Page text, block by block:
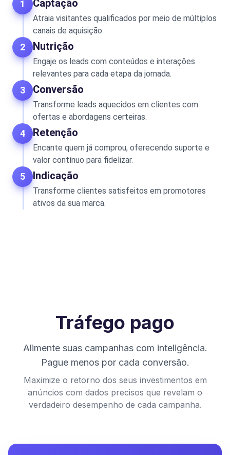
1 Captação
Atraia visitantes qualificados por meio de múltiplos
canais de aquisição.
2 Nutrição
Engaje os leads com conteúdos e interações
relevantes para cada etapa da jornada.
3 Conversão
Transforme leads aquecidos em clientes com
ofertas e abordagens certeiras.
4 Retenção
Encante quem já comprou, oferecendo suporte e
valor contínuo para fidelizar.
5 Indicação
Transforme clientes satisfeitos em promotores
ativos da sua marca.
Tráfego pago
Alimente suas campanhas com inteligência.
Pague menos por cada conversão.
Maximize o retorno dos seus investimentos em
anúncios com dados precisos que revelam o
verdadeiro desempenho de cada campanha.